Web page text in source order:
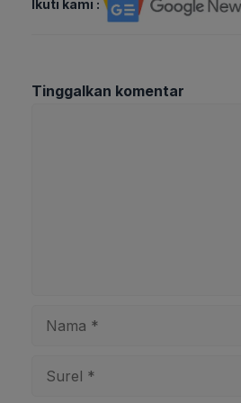
Ikuti kami :
Tinggalkan komentar